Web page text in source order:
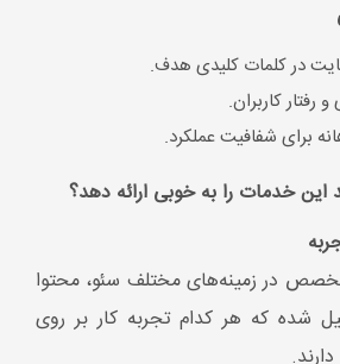
شده که هر کدام تجربه کار بر روی
هر کسب‌وکار
است و بر اساس نیازها
ارائه می‌شود.
جاب تیم از ابزارهای حرفه‌ای مانند Google Analytics،
Ahrefs، SEMrush و ابزارهای تخصصی دیگر برای تحلیل
استفاده می‌کند.